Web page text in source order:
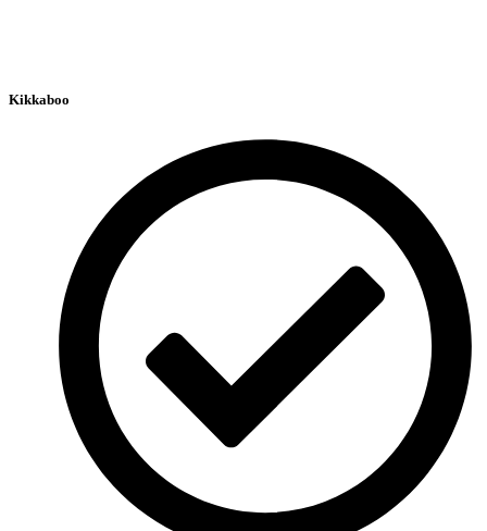
Kikkaboo